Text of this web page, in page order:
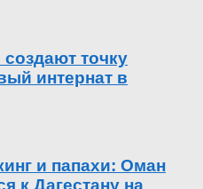
создают точку
интернат в
и папахи: Оман
к Дагестану на